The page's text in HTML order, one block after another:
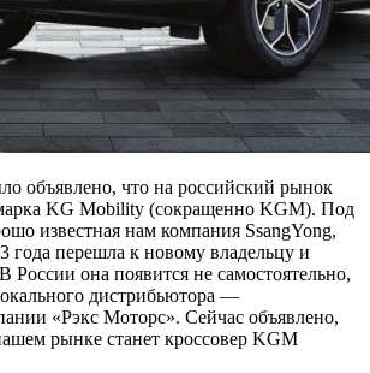
объявлено, что на российский рынок
KG Mobility (сокращенно KGM). Под
известная нам компания SsangYong,
года перешла к новому владельцу и
России она появится не самостоятельно,
дистрибьютора —
«Рэкс Моторс». Сейчас объявлено,
рынке станет кроссовер KGM